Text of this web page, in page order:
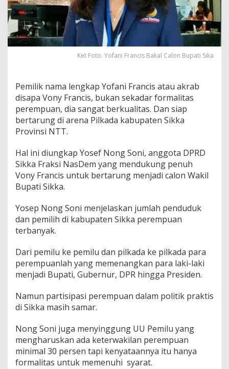
Ket Foto. Yofani Francis Bakal Calon Bupati Sika
Pemilik nama lengkap Yofani Francis atau akrab
disapa Vony Francis, bukan sekadar formalitas
perempuan, dia sangat berkualitas. Dan siap
bertarung di arena Pilkada kabupaten Sikka
Provinsi NTT.
Hal ini diungkap Yosef Nong Soni, anggota DPRD
Sikka Fraksi NasDem yang mendukung penuh
Vony Francis untuk bertarung menjadi calon Wakil
Bupati Sikka.
Yosep Nong Soni menjelaskan jumlah penduduk
dan pemilih di kabupaten Sikka perempuan
terbanyak.
Dari pemilu ke pemilu dan pilkada ke pilkada para
perempuanlah yang memenangkan para laki-laki
menjadi Bupati, Gubernur, DPR hingga Presiden.
Namun partisipasi perempuan dalam politik praktis
di Sikka masih samar.
Nong Soni juga menyinggung UU Pemilu yang
mengharuskan ada keterwakilan perempuan
minimal 30 persen tapi kenyataannya itu hanya
formalitas untuk memenuhi syarat.